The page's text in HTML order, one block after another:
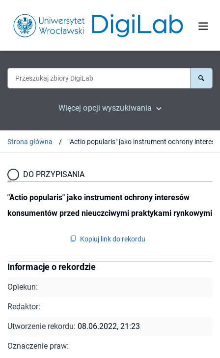
Więcej opcji wyszukiwania
Strona główna
DO PRZYPISANIA
"Actio popularis" jako instrument ochrony interesów
konsumentów przed nieuczciwymi praktykami rynkowymi
Kopiuj link do rekordu
Informacje o rekordzie
Opiekun:
Redaktor:
Utworzenie rekordu: 08.06.2022, 21:23
Oznaczenie praw: